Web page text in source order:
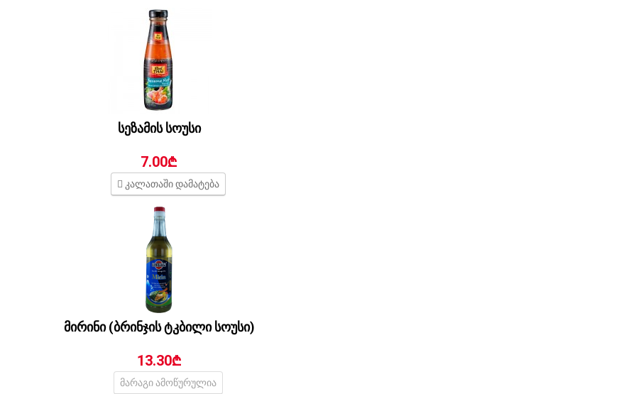
სეზამის სოუსი
7.00₾
კალათაში დამატება
მირინი (ბრინჯის ტკბილი სოუსი)
13.30₾
მარაგი ამოწურულია